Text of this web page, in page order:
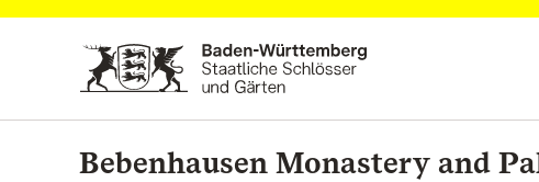
Navigate to main page
Bebenhausen Monastery and